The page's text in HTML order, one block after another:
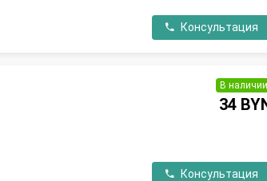
Консультация
В наличии
34
Консультация